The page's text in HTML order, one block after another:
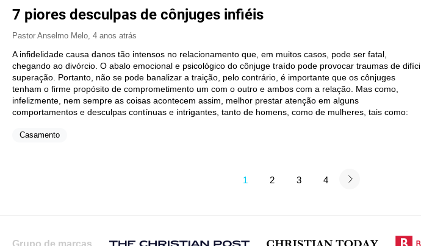
7 piores desculpas de cônjuges infiéis
Pastor Anselmo Melo 4 anos atrás
A infidelidade causa danos tão intensos no relacionamento que, em muitos casos, pode ser fatal,
chegando ao divórcio. O abalo emocional e psicológico do cônjuge traído pode provocar traumas de
superação. Portanto, não se pode banalizar a traição, pelo contrário, é importante que os cônjuges
tenham o firme propósito de comprometimento um com o outro e ambos com a relação. Mas como,
infelizmente, nem sempre as coisas acontecem assim, melhor prestar atenção em alguns
comportamentos e desculpas contínuas e intrigantes, tanto de homens, como de mulheres, tais como:
Casamento
1 2 3 4
Grupo de marcas